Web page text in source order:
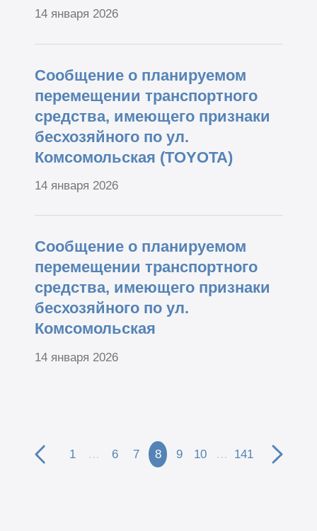
14 января 2026
Сообщение о планируемом
перемещении транспортного
средства, имеющего признаки
бесхозяйного по ул.
Комсомольская (TOYOTA)
14 января 2026
Сообщение о планируемом
перемещении транспортного
средства, имеющего признаки
бесхозяйного по ул.
Комсомольская
14 января 2026
1 … 6 7 8 9 10 … 141